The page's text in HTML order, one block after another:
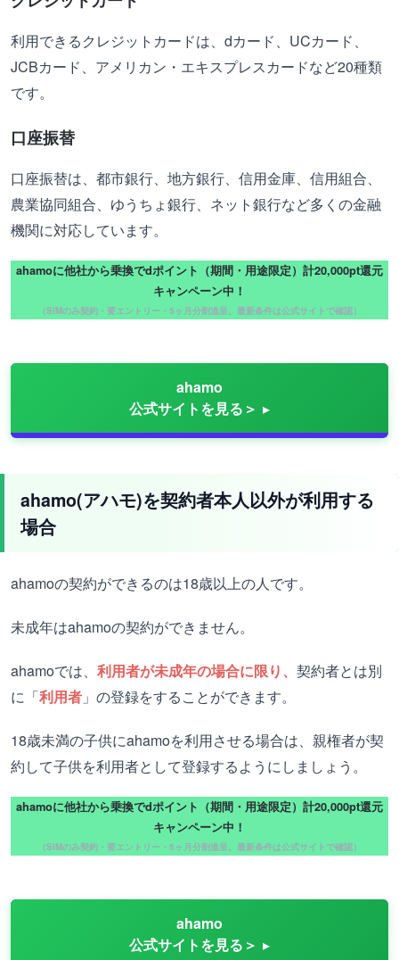
利用できるクレジットカードは、dカード、UCカード、
JCBカード、アメリカン・エキスプレスカードなど20種類
です。
口座振替
口座振替は、都市銀行、地方銀行、信用金庫、信用組合、
農業協同組合、ゆうちょ銀行、ネット銀行など多くの金融
機関に対応しています。
ahamoに他社から乗換でdポイント（期間・用途限定）計20,000pt還元
キャンペーン中！
（SIMのみ契約・要エントリー・5ヶ月分割進呈。最新条件は公式サイトで確認）
ahamo
公式サイトを見る＞
ahamo(アハモ)を契約者本人以外が利用する
場合
ahamoの契約ができるのは18歳以上の人です。
未成年はahamoの契約ができません。
ahamoでは、 利用者が未成年の場合に限り、 契約者とは別
に「利用者 」の登録をすることができます。
18歳未満の子供にahamoを利用させる場合は、親権者が契
約して子供を利用者として登録するようにしましょう。
ahamoに他社から乗換でdポイント（期間・用途限定）計20,000pt還元
キャンペーン中！
（SIMのみ契約・要エントリー・5ヶ月分割進呈。最新条件は公式サイトで確認）
ahamo
公式サイトを見る＞